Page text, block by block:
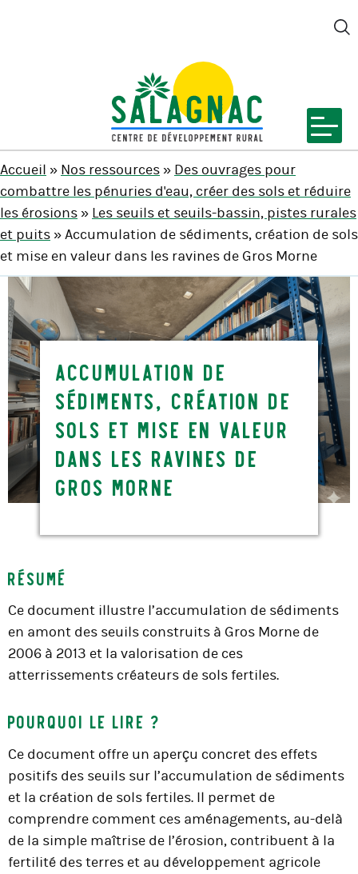
SALAGNAC
Accueil » Nos ressources» Des ouvrages pour
combattre les pénuries d'eau, créer des sols et réduire
les érosions» Les seuils et seuils-bassin, pistes rurales
et puits» Accumulation de sédiments, création de sols
et mise en valeur dans les ravines de Gros Morne
Accumulation de
sédiments, création de
sols et mise en valeur
dans les ravines de
Gros Morne
Résumé
Ce document illustre l’accumulation de sédiments
en amont des seuils construits à Gros Morne de
2006 à 2013 et la valorisation de ces
atterrissements créateurs de sols fertiles.
Pourquoi le lire ?
Ce document offre un aperçu concret des effets
positifs des seuils sur l’accumulation de sédiments
et la création de sols fertiles. Il permet de
comprendre comment ces aménagements, au-delà
de la simple maîtrise de l’érosion, contribuent à la
fertilité des terres et au développement agricole